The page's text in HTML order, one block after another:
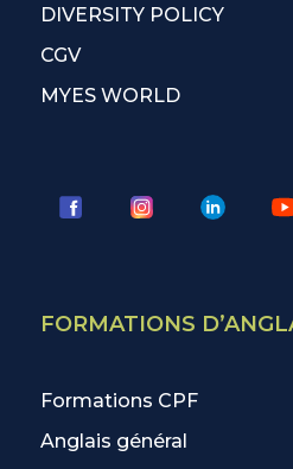
DIVERSITY POLICY
CGV
MYES WORLD
FORMATIONS
Formations CPF
Anglais général